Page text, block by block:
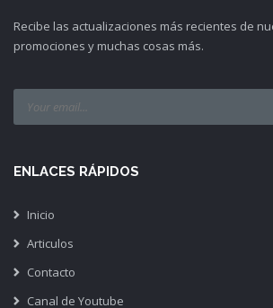
Recibe las actualizaciones más recientes de
promociones y muchas cosas más.
ENLACES RÁPIDOS
Inicio
Articulos
Contacto
Canal de Youtube